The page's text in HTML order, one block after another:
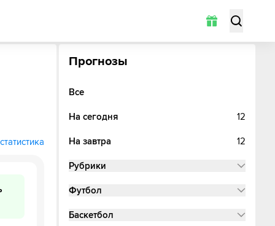
Прогнозы
Все
На сегодня 12
На завтра 12
Рубрики
Футбол
Баскетбол